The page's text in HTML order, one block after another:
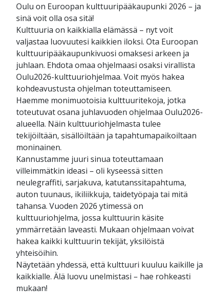
Oulu on Euroopan kulttuuripääkaupunki 2026 – ja
sinä voit olla osa sitä!
Kulttuuria on kaikkialla elämässä – nyt voit
valjastaa luovuutesi kaikkien iloksi. Ota Euroopan
kulttuuripääkaupunkivuosi omaksesi arkeen ja
juhlaan. Ehdota omaa ohjelmaasi osaksi virallista
Oulu2026-kulttuuriohjelmaa. Voit myös hakea
kohdeavustusta ohjelman toteuttamiseen.
Haemme monimuotoisia kulttuuritekoja, jotka
toteutuvat osana juhlavuoden ohjelmaa Oulu2026-
alueella. Näin kulttuuriohjelmasta tulee
tekijöiltään, sisällöiltään ja tapahtumapaikoiltaan
moninainen.
Kannustamme juuri sinua toteuttamaan
villeimmätkin ideasi – oli kyseessä sitten
neulegraffiti, sarjakuva, katutanssitapahtuma,
auton tuunaus, ikiliikkuja, taidetyöpaja tai mitä
tahansa. Vuoden 2026 ytimessä on
kulttuuriohjelma, jossa kulttuurin käsite
ymmärretään laveasti. Mukaan ohjelmaan voivat
hakea kaikki kulttuurin tekijät, yksilöistä
yhteisöihin.
Näytetään yhdessä, että kulttuuri kuuluu kaikille ja
kaikkialle. Älä luovu unelmistasi – hae rohkeasti
mukaan!